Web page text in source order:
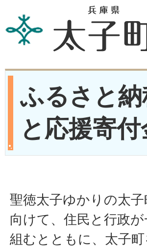
ふるさと
と応援寄付
聖徳太子ゆかりの太子
向けて、住民と行政
組むとともに、太子